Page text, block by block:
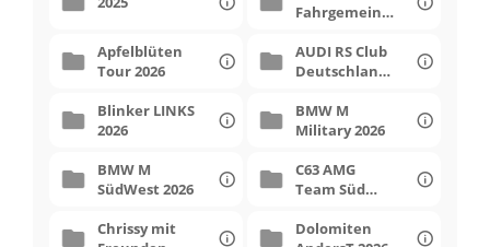
Fahrgemeinsc
Apfelblüten
Tour 2026
AUDI RS Club
Deutschland
Blinker LINKS
2026
BMW M
Military 2026
BMW M
SüdWest 2026
C63 AMG
Team Süd
Chrissy mit
Dolomiten